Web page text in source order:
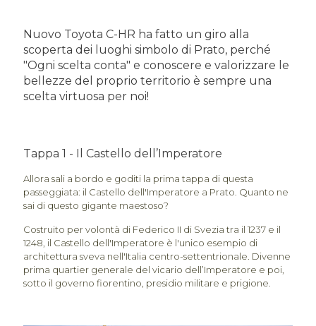
Nuovo Toyota C-HR ha fatto un giro alla
scoperta dei luoghi simbolo di Prato, perché
"Ogni scelta conta" e conoscere e valorizzare le
bellezze del proprio territorio è sempre una
scelta virtuosa per noi!
Tappa 1 - Il Castello dell’Imperatore
Allora sali a bordo e goditi la prima tappa di questa
passeggiata: il Castello dell'Imperatore a Prato. Quanto ne
sai di questo gigante maestoso?
Costruito per volontà di Federico II di Svezia tra il 1237 e il
1248, il Castello dell'Imperatore è l'unico esempio di
architettura sveva nell'Italia centro-settentrionale. Divenne
prima quartier generale del vicario dell’Imperatore e poi,
sotto il governo fiorentino, presidio militare e prigione.